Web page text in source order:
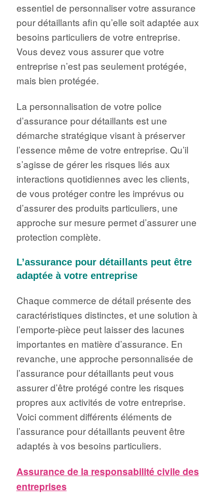
essentiel de personnaliser votre assurance
pour détaillants afin qu’elle soit adaptée aux
besoins particuliers de votre entreprise.
Vous devez vous assurer que votre
entreprise n’est pas seulement protégée,
mais bien protégée.
La personnalisation de votre police
d’assurance pour détaillants est une
démarche stratégique visant à préserver
l’essence même de votre entreprise. Qu’il
s’agisse de gérer les risques liés aux
interactions quotidiennes avec les clients,
de vous protéger contre les imprévus ou
d’assurer des produits particuliers, une
approche sur mesure permet d’assurer une
protection complète.
L’assurance pour détaillants peut être
adaptée à votre entreprise
Chaque commerce de détail présente des
caractéristiques distinctes, et une solution à
l’emporte-pièce peut laisser des lacunes
importantes en matière d’assurance. En
revanche, une approche personnalisée de
l’assurance pour détaillants peut vous
assurer d’être protégé contre les risques
propres aux activités de votre entreprise.
Voici comment différents éléments de
l’assurance pour détaillants peuvent être
adaptés à vos besoins particuliers.
Assurance de la responsabilité civile des
entreprises